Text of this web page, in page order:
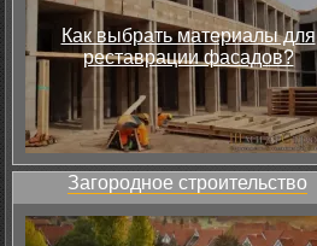
Как выбрать материалы для
реставрации фасадов?
Загородное строительство